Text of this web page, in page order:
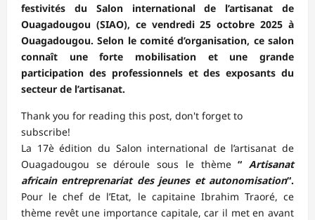
festivités du Salon international de l’artisanat de
Ouagadougou (SIAO), ce vendredi 25 octobre 2025 à
Ouagadougou. Selon le comité d’organisation, ce salon
connaît une forte mobilisation et une grande
participation des professionnels et des exposants du
secteur de l’artisanat.
Thank you for reading this post, don't forget to
subscribe!
La 17è édition du Salon international de l’artisanat de
Ouagadougou se déroule sous le thème“Artisanat
africain entreprenariat des jeunes et autonomisation“.
Pour le chef de l’Etat, le capitaine Ibrahim Traoré, ce
thème revêt une importance capitale, car il met en avant